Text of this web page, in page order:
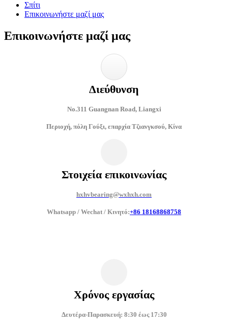
Σπίτι
Επικοινωνήστε μαζί μας
Επικοινωνήστε μαζί μας
Διεύθυνση
No.311 Guangnan Road, Liangxi
Περιοχή, πόλη Γούξι, επαρχία Τζιανγκσού, Κίνα
Στοιχεία επικοινωνίας
hxhvbearing@wxhxh.com
Whatsapp / Wechat / Κινητό:+86 18168868758
Χρόνος εργασίας
Δευτέρα-Παρασκευή: 8:30 έως 17:30